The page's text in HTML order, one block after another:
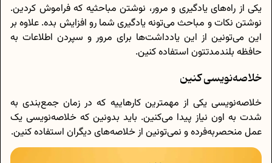
یکی از راه‌های یادگیری و مرور، نوشتن مباحثیه که فراموش کردین.
نوشتن نکات و مباحث می‌تونه یادگیری شما رو افزایش بده. علاوه بر
این می‌تونین از این یادداشت‌ها برای مرور و سپردن اطلاعات به
حافظه بلندمدتتون استفاده کنین.
خلاصه‌نویسی کنین
خلاصه‌نویسی یکی از مهمترین کارهاییه که در زمان جمع‌بندی به
شدت به اون نیاز پیدا می‌کنین. باید بدونین که خلاصه‌نویسی یک
عمل منحصربه‌فرده و نمی‌تونین از خلاصه‌های دیگران استفاده کنین.